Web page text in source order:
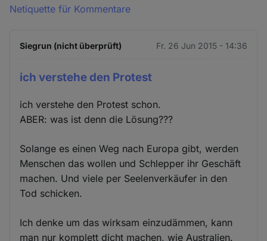
Netiquette für Kommentare
Siegrun (nicht überprüft) Fr. 26 Jun 2015 - 14:36
ich verstehe den Protest
ich verstehe den Protest schon.
ABER: was ist denn die Lösung???
Solange es einen Weg nach Europa gibt, werden
Menschen das wollen und Schlepper ihr Geschäft
machen. Und viele per Seelenverkäufer in den
Tod schicken.
Ich denke um das wirksam einzudämmen, kann
man nur komplett dicht machen, wie Australien.